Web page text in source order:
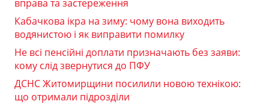
вправа та застереження
Кабачкова ікра на зиму: чому вона виходить
водянистою і як виправити помилку
Не всі пенсійні доплати призначають без заяви:
кому слід звернутися до ПФУ
ДСНС Житомирщини посилили новою технікою:
що отримали підрозділи